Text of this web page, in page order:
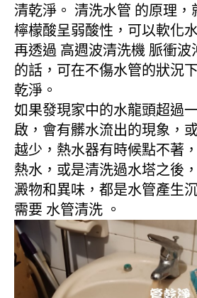
清乾淨。 清洗水管 的原理，
檸檬酸呈弱酸性，可以軟化
再透過 高週波清洗機 脈衝波
的話，可在不傷水管的狀況
乾淨。
如果發現家中的水龍頭超過
啟，會有髒水流出的現象，
越少，熱水器有時候點不著
熱水，或是清洗過水塔之後
澱物和異味，都是水管產生
需要 水管清洗 。